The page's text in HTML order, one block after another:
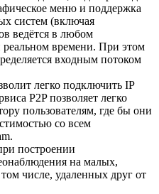
меню и поддержка
систем (включая
ведётся в любом
времени. При этом
входным потоком
легко подключить IP
P2P позволяет легко
пользователям, где бы они
со всем
построении
на малых,
числе, удаленных друг от